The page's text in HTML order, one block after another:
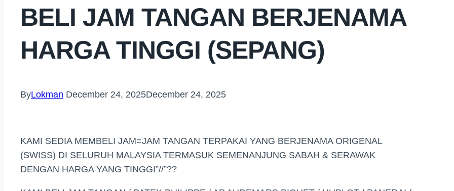
BELI JAM TANGAN BERJENAMA
HARGA TINGGI (SEPANG)
ByLokman December 24, 2025December 24, 2025
KAMI SEDIA MEMBELI JAM=JAM TANGAN TERPAKAI YANG BERJENAMA ORIGENAL
(SWISS) DI SELURUH MALAYSIA TERMASUK SEMENANJUNG SABAH & SERAWAK
DENGAN HARGA YANG TINGGI”//”??